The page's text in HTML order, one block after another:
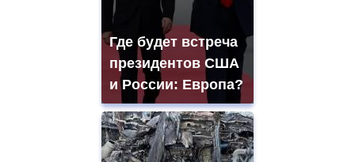
Где будет встреча
президентов США
и России: Европа?